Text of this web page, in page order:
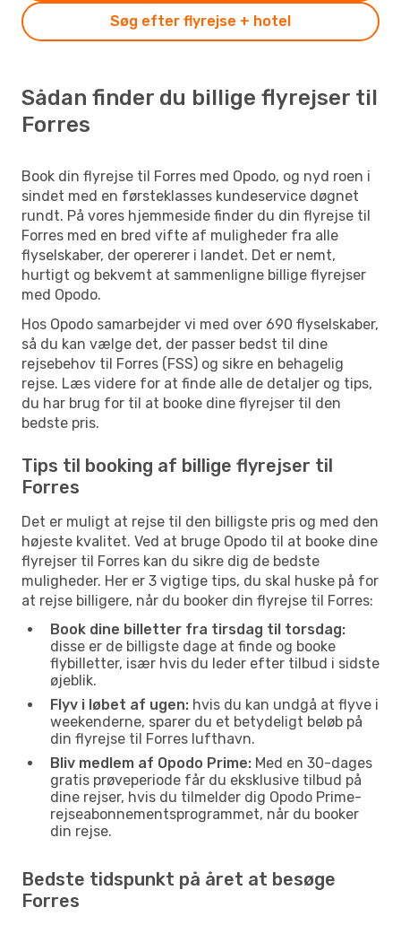
Søg efter flyrejse + hotel
Sådan finder du billige flyrejser til
Forres
Book din flyrejse til Forres med Opodo, og nyd roen i
sindet med en førsteklasses kundeservice døgnet
rundt. På vores hjemmeside finder du din flyrejse til
Forres med en bred vifte af muligheder fra alle
flyselskaber, der opererer i landet. Det er nemt,
hurtigt og bekvemt at sammenligne billige flyrejser
med Opodo.
Hos Opodo samarbejder vi med over 690 flyselskaber,
så du kan vælge det, der passer bedst til dine
rejsebehov til Forres (FSS) og sikre en behagelig
rejse. Læs videre for at finde alle de detaljer og tips,
du har brug for til at booke dine flyrejser til den
bedste pris.
Tips til booking af billige flyrejser til
Forres
Det er muligt at rejse til den billigste pris og med den
højeste kvalitet. Ved at bruge Opodo til at booke dine
flyrejser til Forres kan du sikre dig de bedste
muligheder. Her er 3 vigtige tips, du skal huske på for
at rejse billigere, når du booker din flyrejse til Forres:
Book dine billetter fra tirsdag til torsdag:
disse er de billigste dage at finde og booke
flybilletter, især hvis du leder efter tilbud i sidste
øjeblik.
Flyv i løbet af ugen: hvis du kan undgå at flyve i
weekenderne, sparer du et betydeligt beløb på
din flyrejse til Forres lufthavn.
Bliv medlem af Opodo Prime: Med en 30-dages
gratis prøveperiode får du eksklusive tilbud på
dine rejser, hvis du tilmelder dig Opodo Prime-
rejseabonnementsprogrammet, når du booker
din rejse.
Bedste tidspunkt på året at besøge
Forres